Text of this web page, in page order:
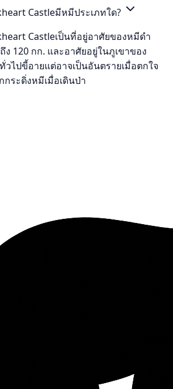
Castleมีหมีประเภทใด?
Castleเป็นที่อยู่อาศัยของหมีดำ
ง 120 กก. และอาศัยอยู่ในภูเขาของ
ไปขี้อายแต่อาจเป็นอันตรายเมื่อตกใจ
ระดิ่งหมีเมื่อเดินป่า